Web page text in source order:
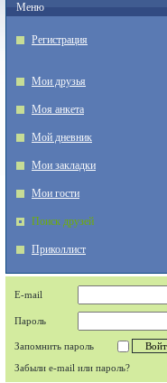
Меню
Регистрация
Мои друзья
Моя анкета
Мой дневник
Мои закладки
Мои гости
Поиск друзей
Приколлист
E-mail
Пароль
Запомнить пароль
Забыли e-mail или пароль?